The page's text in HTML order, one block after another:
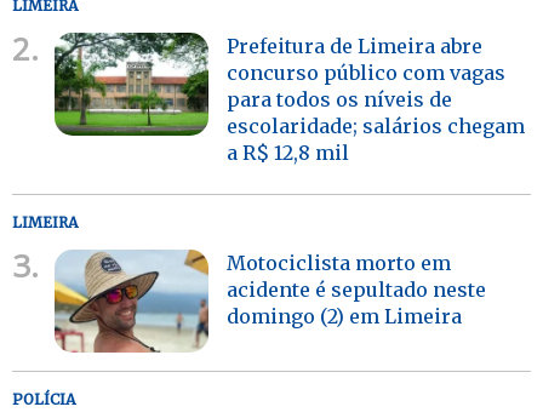
LIMEIRA
2.
Prefeitura de Limeira abre
concurso público com vagas
para todos os níveis de
escolaridade; salários chegam
a R$ 12,8 mil
LIMEIRA
3.
Motociclista morto em
acidente é sepultado neste
domingo (2) em Limeira
POLÍCIA